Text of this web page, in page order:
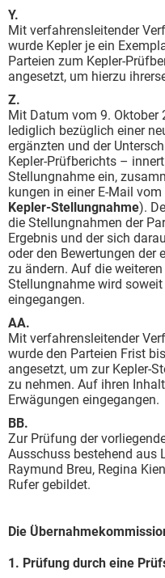
Y.
Mit verfahrensleitender
wurde Kepler je ein
Parteien zum Kepler-
angesetzt, um hierzu
Z.
Mit Datum vom 9. Oktober
lediglich bezüglich einer
ergänzten und der
Kepler-Prüf­berichts –
Stellungnahme ein,
kungen in einer E-Mail
Kepler-Stellungnahme).
die Stellungnahmen der
Ergebnis und der sich
oder den Bewertungen der
zu ändern. Auf die
Stellungnahme wird
eingegangen.
AA.
Mit verfahrensleitender
wurde den Parteien Frist
angesetzt, um zur Kepler-
zu nehmen. Auf ihren
Erwägungen eingegangen.
BB.
Zur Prüfung der
Ausschuss bestehend aus
Raymund Breu, Regina
Rufer gebildet.
Die
1. Prüfung durch eine